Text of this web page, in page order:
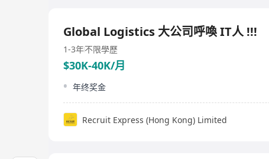
Global Logistics 大公司呼喚 IT人 !!!
1-3年不限學歷
$30K-40K/月
年终奖金
Recruit Express (Hong Kong) Limited